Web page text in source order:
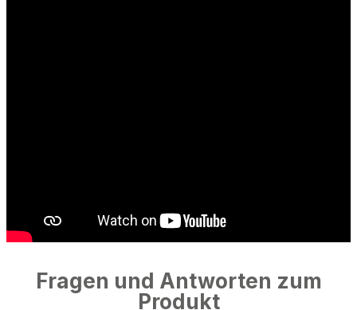
Fragen und Antworten zum
Produkt